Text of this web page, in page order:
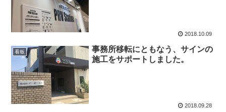
2018.10.09
看板
事務所移転にともなう、サインの
施工をサポートしました。
2018.09.28